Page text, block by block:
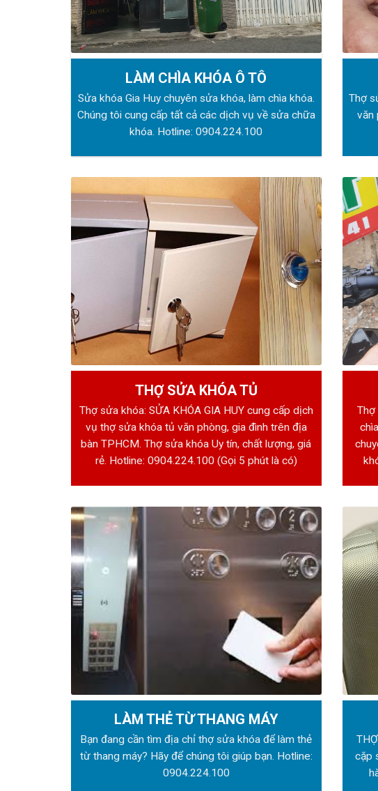
LÀM CHÌA KHÓA Ô TÔ
Sửa khóa Gia Huy chuyên sửa khóa, làm chìa khóa.
Chúng tôi cung cấp tất cả các dịch vụ về sửa chữa
khóa. Hotline:0904.224.100
Thợ
văn
THỢ SỬA KHÓA TỦ
Thợ sửa khóa: SỬA KHÓA GIA HUY cung cấp dịch
vụ thợ sửa khóa tủ văn phòng, gia đình trên địa
bàn TPHCM. Thợ sửa khóa Uy tín, chất lượng, giá
rẻ. Hotline: 0904.224.100(Gọi 5 phút là có)
Thợ
LÀM THẺ TỪ THANG MÁY
Bạn đang cần tìm địa chỉ thợ sửa khóa để làm thẻ
từ thang máy? Hãy để chúng tôi giúp bạn. Hotline:
0904.224.100
cặp